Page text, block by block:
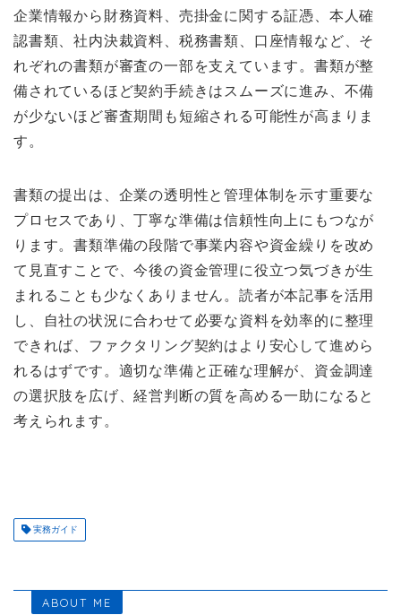
企業情報から財務資料、売掛金に関する証憑、本人確
認書類、社内決裁資料、税務書類、口座情報など、そ
れぞれの書類が審査の一部を支えています。書類が整
備されているほど契約手続きはスムーズに進み、不備
が少ないほど審査期間も短縮される可能性が高まりま
す。
書類の提出は、企業の透明性と管理体制を示す重要な
プロセスであり、丁寧な準備は信頼性向上にもつなが
ります。書類準備の段階で事業内容や資金繰りを改め
て見直すことで、今後の資金管理に役立つ気づきが生
まれることも少なくありません。読者が本記事を活用
し、自社の状況に合わせて必要な資料を効率的に整理
できれば、ファクタリング契約はより安心して進めら
れるはずです。適切な準備と正確な理解が、資金調達
の選択肢を広げ、経営判断の質を高める一助になると
考えられます。
実務ガイド
ABOUT ME